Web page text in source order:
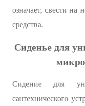
означает, свести на
средства.
Сиденье для
Сидение для
сантехнического